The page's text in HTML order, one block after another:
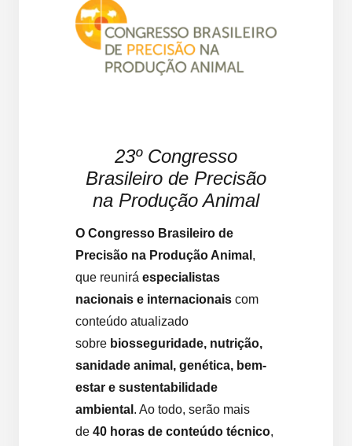
23º Congresso
Brasileiro de Precisão
na Produção Animal
O Congresso Brasileiro de
Precisão na Produção Animal ,
que reunirá especialistas
nacionais e internacionais com
conteúdo atualizado
sobre biosseguridade, nutrição,
sanidade animal, genética, bem-
estar e sustentabilidade
ambiental . Ao todo, serão mais
de 40 horas de conteúdo técnico,